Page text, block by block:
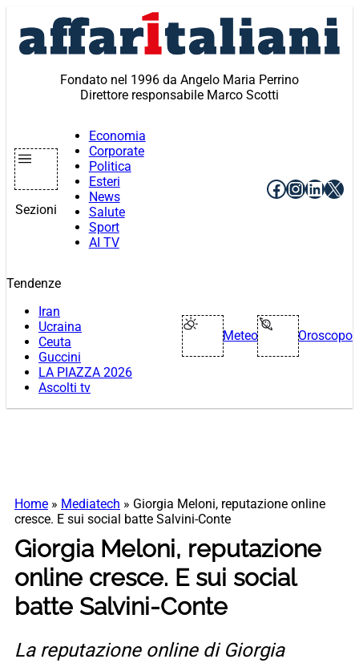
contenuto
Fondato nel 1996 da Angelo Maria Perrino
Direttore responsabile Marco Scotti
Sezioni
Economia
Corporate
Politica
Esteri
News
Salute
Sport
AI TV
Facebook
X
Tendenze
Iran
Ucraina
Ceuta
Guccini
LA PIAZZA 2026
Ascolti tv
Meteo Oroscopo
Home » Mediatech » Giorgia Meloni, reputazione online
cresce. E sui social batte Salvini-Conte
Giorgia Meloni, reputazione
online cresce. E sui social
batte Salvini-Conte
La reputazione online di Giorgia